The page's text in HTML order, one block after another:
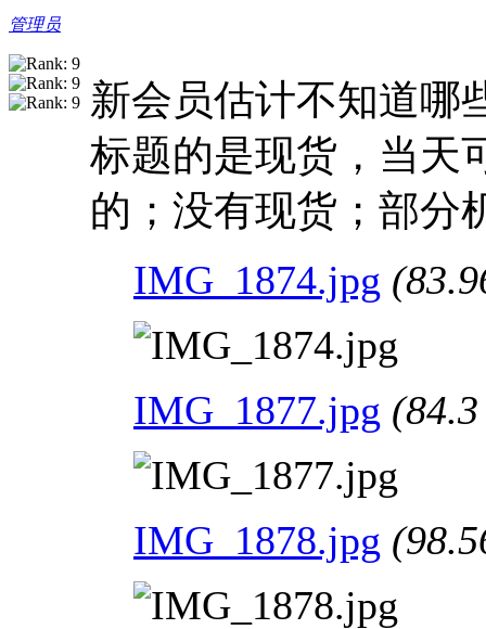
管理员
新会员估计不知道哪
标题的是现货，当天
的；没有现货；部分
IMG_1874.jpg
IMG_1877.jpg
IMG_1878.jpg